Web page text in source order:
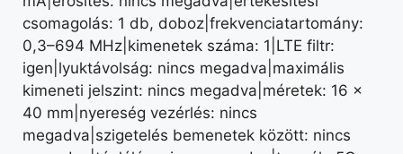
csomagolás: 1 db, doboz|frekvenciatartomány:
0,3–694 MHz|kimenetek száma: 1|LTE filtr:
igen|lyuktávolság: nincs megadva|maximális
kimeneti jelszint: nincs megadva|méretek: 16 ×
40 mm|nyereség vezérlés: nincs
megadva|szigetelés bemenetek között: nincs